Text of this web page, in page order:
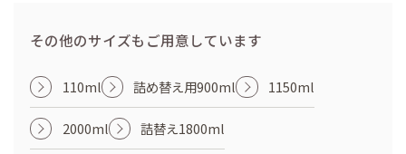
その他のサイズもご用意しています
110ml 詰め替え用900ml 1150ml
2000ml 詰替え1800ml